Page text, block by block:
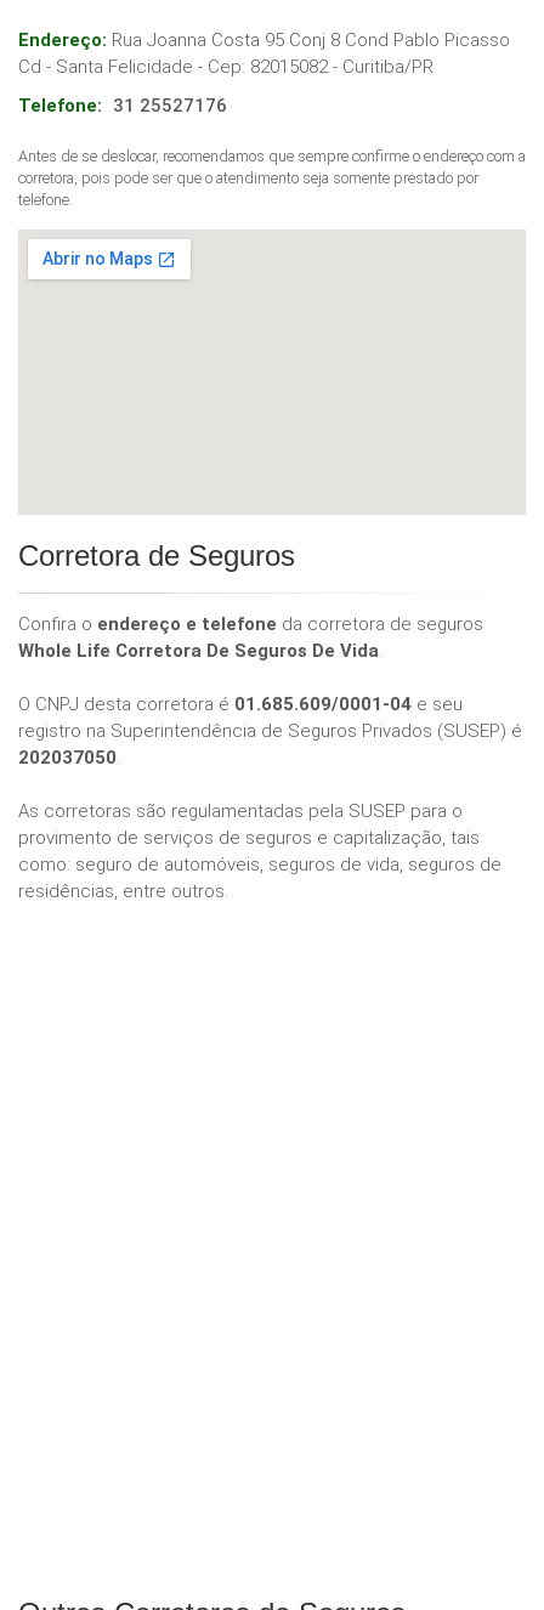
Endereço: Rua Joanna Costa 95 Conj 8 Cond Pablo Picasso
Cd - Santa Felicidade - Cep: 82015082- Curitiba/PR
Telefone:
31 25527176
Antes de se deslocar, recomendamos que sempre confirme o endereço com a
corretora, pois pode ser que o atendimento seja somente prestado por
telefone.
Corretora de Seguros
Confira o endereço e telefone da corretora de seguros
Whole Life Corretora De Seguros De Vida.
O CNPJ desta corretora é 01.685.609/0001-04 e seu
registro na Superintendência de Seguros Privados (SUSEP) é
202037050.
As corretoras são regulamentadas pela SUSEP para o
provimento de serviços de seguros e capitalização, tais
como: seguro de automóveis, seguros de vida, seguros de
residências, entre outros.